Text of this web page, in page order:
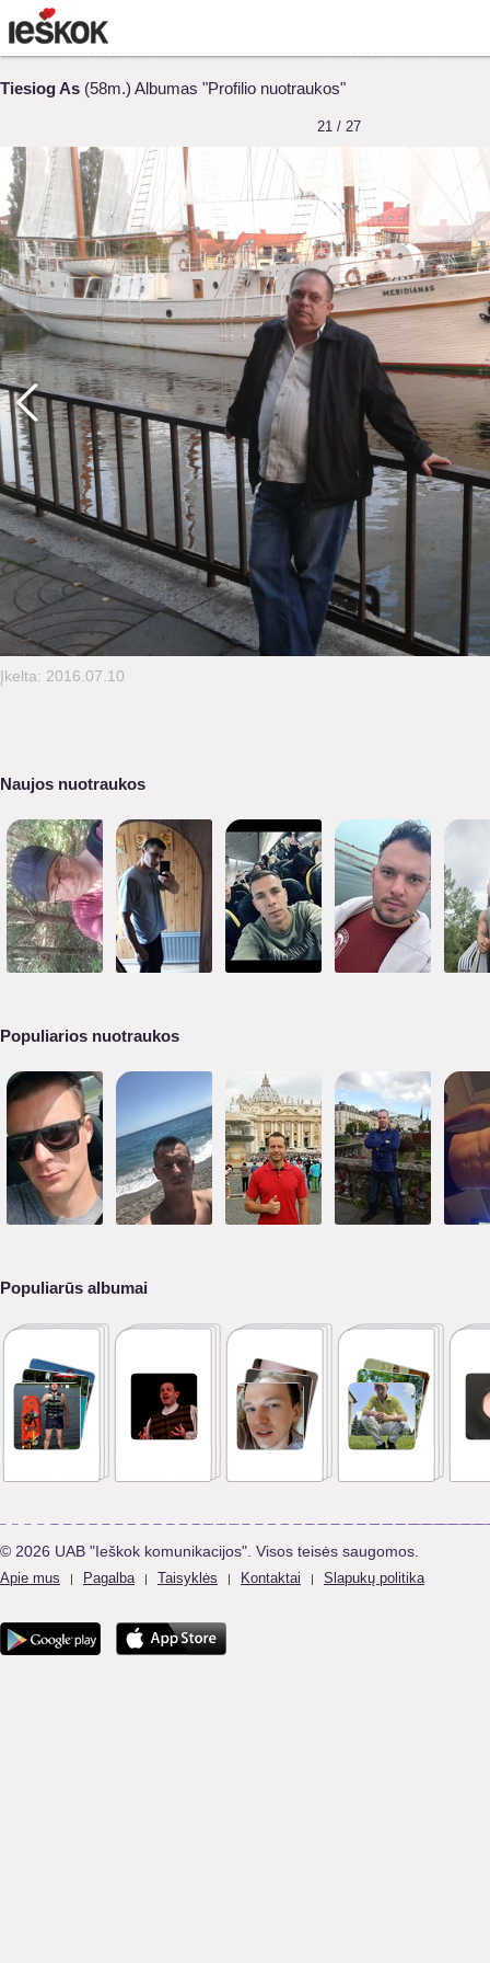
Tiesiog As (58m.) Albumas "Profilio nuotraukos"
21 / 27
Įkelta: 2016.07.10
Naujos nuotraukos
Populiarios nuotraukos
Populiarūs albumai
© 2026 UAB "Ieškok komunikacijos". Visos teisės saugomos.
Apie mus | Pagalba | Taisyklės | Kontaktai | Slapukų politika